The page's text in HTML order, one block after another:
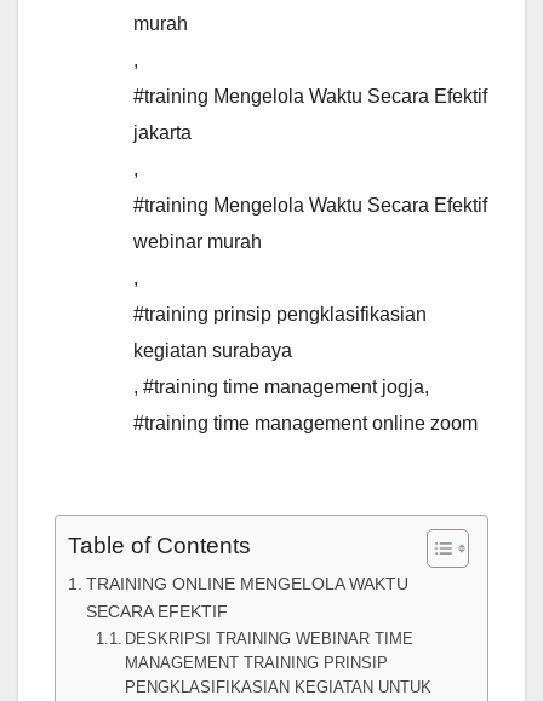
murah
,
#training Mengelola Waktu Secara Efektif
jakarta
,
#training Mengelola Waktu Secara Efektif
webinar murah
,
#training prinsip pengklasifikasian
kegiatan surabaya
, #training time management jogja,
#training time management online zoom
Table of Contents
TRAINING ONLINE MENGELOLA WAKTU
SECARA EFEKTIF
DESKRIPSI TRAINING WEBINAR TIME
MANAGEMENT TRAINING PRINSIP
PENGKLASIFIKASIAN KEGIATAN UNTUK